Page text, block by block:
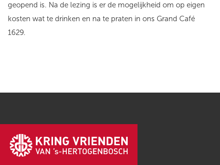
geopend is. Na de lezing is er de mogelijkheid om op eigen
kosten wat te drinken en na te praten in ons Grand Café
1629.